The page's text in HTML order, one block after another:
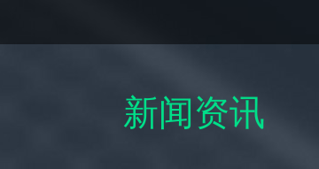
新闻资讯